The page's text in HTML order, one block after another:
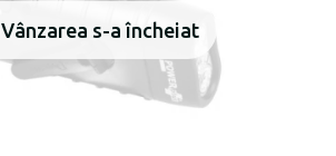
Vânzarea s-a încheiat